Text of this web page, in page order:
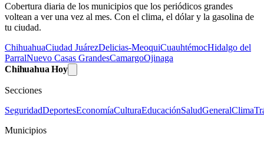
Cobertura diaria de los municipios que los periódicos grandes
voltean a ver una vez al mes. Con el clima, el dólar y la gasolina de
tu ciudad.
ChihuahuaCiudad JuárezDelicias-MeoquiCuauhtémocHidalgo del
ParralNuevo Casas GrandesCamargoOjinaga
Chihuahua Hoy
Secciones
SeguridadDeportesEconomíaCulturaEducaciónSaludGeneralClima
Municipios